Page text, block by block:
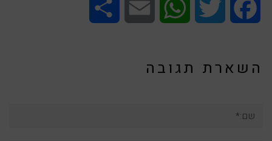
Facebook
Twitter
WhatsApp
Email
השארת תגובה